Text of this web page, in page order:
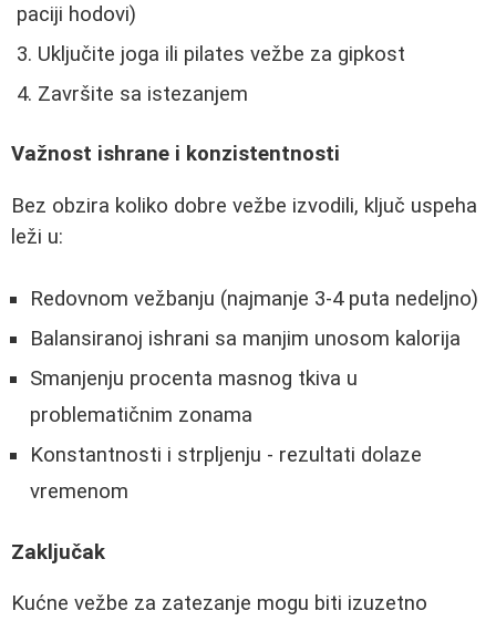
paciji hodovi)
Uključite joga ili pilates vežbe za gipkost
Završite sa istezanjem
Važnost ishrane i konzistentnosti
Bez obzira koliko dobre vežbe izvodili, ključ uspeha
leži u:
Redovnom vežbanju (najmanje 3-4 puta nedeljno)
Balansiranoj ishrani sa manjim unosom kalorija
Smanjenju procenta masnog tkiva u
problematičnim zonama
Konstantnosti i strpljenju - rezultati dolaze
vremenom
Zaključak
Kućne vežbe za zatezanje mogu biti izuzetno